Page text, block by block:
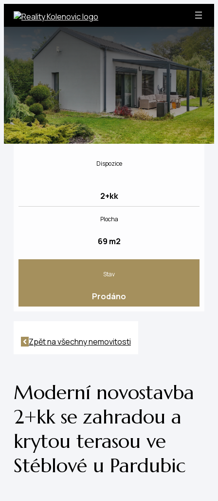
Přeskočit
obsah
Dispozice
2+kk
Plocha
69 m2
Stav
Prodáno
Zpět na všechny nemovitosti
Moderní novostavba
2+kk se zahradou a
krytou terasou ve
Stéblové u Pardubic